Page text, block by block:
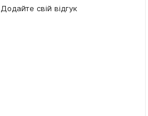
Додайте свій відгук